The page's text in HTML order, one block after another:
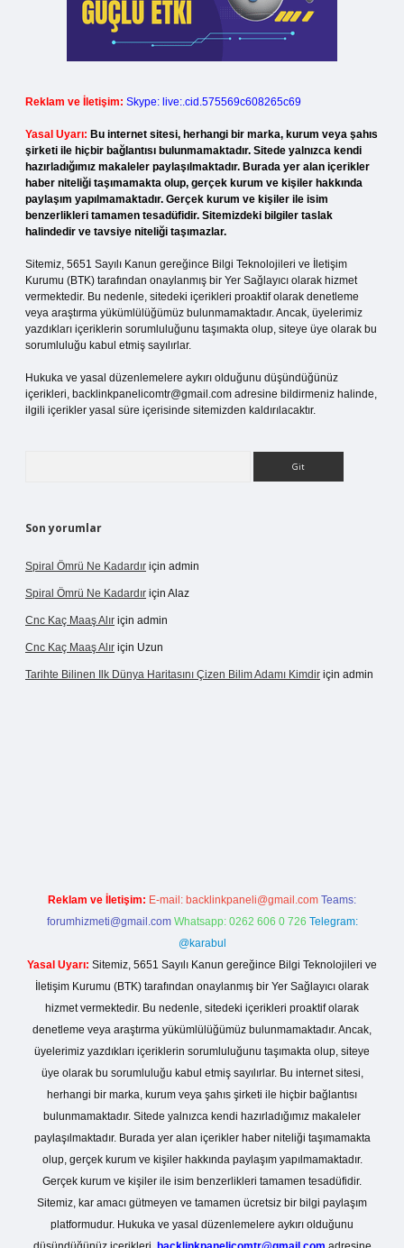
Reklam ve İletişim: Skype: live:.cid.575569c608265c69
Yasal Uyarı: Bu internet sitesi, herhangi bir marka, kurum veya şahıs
şirketi ile hiçbir bağlantısı bulunmamaktadır. Sitede yalnızca kendi
hazırladığımız makaleler paylaşılmaktadır. Burada yer alan içerikler
haber niteliği taşımamakta olup, gerçek kurum ve kişiler hakkında
paylaşım yapılmamaktadır. Gerçek kurum ve kişiler ile isim
benzerlikleri tamamen tesadüfidir. Sitemizdeki bilgiler taslak
halindedir ve tavsiye niteliği taşımazlar.
Sitemiz, 5651 Sayılı Kanun gereğince Bilgi Teknolojileri ve İletişim
Kurumu (BTK) tarafından onaylanmış bir Yer Sağlayıcı olarak hizmet
vermektedir. Bu nedenle, sitedeki içerikleri proaktif olarak denetleme
veya araştırma yükümlülüğümüz bulunmamaktadır. Ancak, üyelerimiz
yazdıkları içeriklerin sorumluluğunu taşımakta olup, siteye üye olarak bu
sorumluluğu kabul etmiş sayılırlar.
Hukuka ve yasal düzenlemelere aykırı olduğunu düşündüğünüz
içerikleri, backlinkpanelicomtr@gmail.com adresine bildirmeniz halinde,
ilgili içerikler yasal süre içerisinde sitemizden kaldırılacaktır.
Son yorumlar
Spiral Ömrü Ne Kadardır için admin
Spiral Ömrü Ne Kadardır için Alaz
Cnc Kaç Maaş Alır için admin
Cnc Kaç Maaş Alır için Uzun
Tarihte Bilinen Ilk Dünya Haritasını Çizen Bilim Adamı Kimdir için admin
Reklam ve İletişim: E-mail: backlinkpaneli@gmail.com Teams:
forumhizmeti@gmail.com Whatsapp: 0262 606 0 726 Telegram:
@karabul
Yasal Uyarı: Sitemiz, 5651 Sayılı Kanun gereğince Bilgi Teknolojileri ve
İletişim Kurumu (BTK) tarafından onaylanmış bir Yer Sağlayıcı olarak
hizmet vermektedir. Bu nedenle, sitedeki içerikleri proaktif olarak
denetleme veya araştırma yükümlülüğümüz bulunmamaktadır. Ancak,
üyelerimiz yazdıkları içeriklerin sorumluluğunu taşımakta olup, siteye
üye olarak bu sorumluluğu kabul etmiş sayılırlar. Bu internet sitesi,
herhangi bir marka, kurum veya şahıs şirketi ile hiçbir bağlantısı
bulunmamaktadır. Sitede yalnızca kendi hazırladığımız makaleler
paylaşılmaktadır. Burada yer alan içerikler haber niteliği taşımamakta
olup, gerçek kurum ve kişiler hakkında paylaşım yapılmamaktadır.
Gerçek kurum ve kişiler ile isim benzerlikleri tamamen tesadüfidir.
Sitemiz, kar amacı gütmeyen ve tamamen ücretsiz bir bilgi paylaşım
platformudur. Hukuka ve yasal düzenlemelere aykırı olduğunu